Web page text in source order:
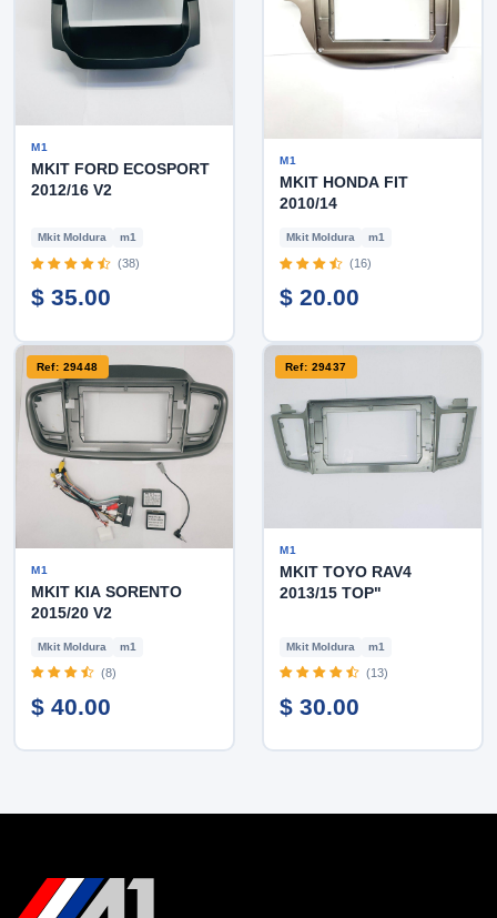
M1
MKIT FORD ECOSPORT
2012/16 V2
Mkit Moldura m1
(38)
$ 35.00
M1
MKIT HONDA FIT
2010/14
Mkit Moldura m1
(16)
$ 20.00
Ref: 29448
M1
MKIT KIA SORENTO
2015/20 V2
Mkit Moldura m1
(8)
$ 40.00
Ref: 29437
M1
MKIT TOYO RAV4
2013/15 TOP"
Mkit Moldura m1
(13)
$ 30.00